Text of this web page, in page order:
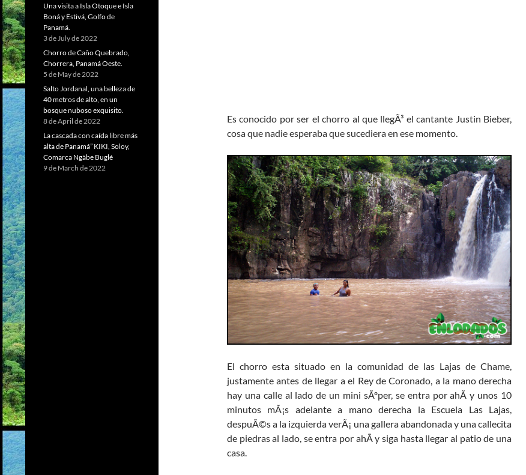
Es conocido por ser el chorro al que llegÃ³ el cantante Justin Bieber,
cosa que nadie esperaba que sucediera en ese momento.
El chorro esta situado en la comunidad de las Lajas de Chame,
justamente antes de llegar a el Rey de Coronado, a la mano derecha
hay una calle al lado de un mini sÃºper, se entra por ahÃ­ y unos 10
minutos mÃ¡s adelante a mano derecha la Escuela Las Lajas,
despuÃ©s a la izquierda verÃ¡ una gallera abandonada y una callecita
de piedras al lado, se entra por ahÃ­ y siga hasta llegar al patio de una
casa.
Una visita a Isla Otoque e Isla
Boná y Estivá, Golfo de
Panamá.
3 de July de 2022
Chorro de Caño Quebrado,
Chorrera, Panamá Oeste.
5 de May de 2022
Salto Jordanal, una belleza de
40 metros de alto, en un
bosque nuboso exquisito.
8 de April de 2022
La cascada con caída libre más
alta de Panamá” KIKI, Soloy,
Comarca Ngäbe Buglé
9 de March de 2022